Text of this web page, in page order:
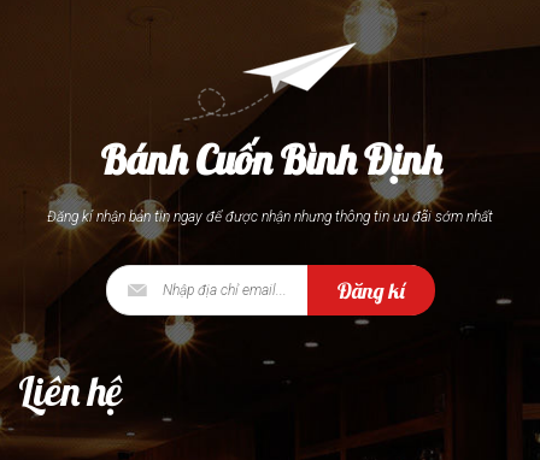
Bánh Cuốn Bình Định
Đăng kí nhận bản tin ngay để được nhận nhưng thông tin ưu đãi sớm nhất
Đăng kí
Liên hệ